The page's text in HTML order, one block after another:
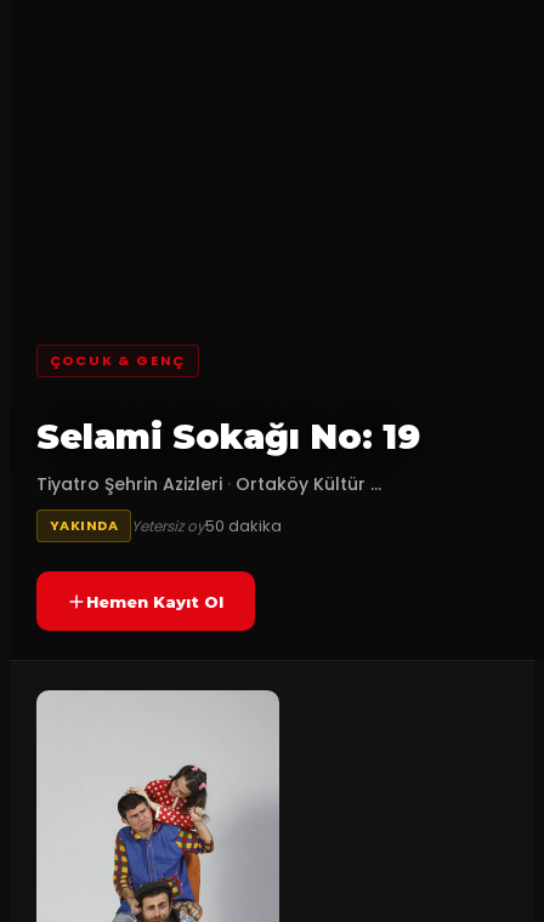
ÇOCUK & GENÇ
Selami Sokağı No: 19
Tiyatro Şehrin Azizleri · Ortaköy Kültür ...
YAKINDA Yetersiz oy50 dakika
Hemen Kayıt Ol